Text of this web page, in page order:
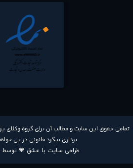
​تمامی حقوق این سایت و مطالب آن برای گروه
برداری پیگرد قانونی در پی
طراحی سایت با عشق 🧡 توسط